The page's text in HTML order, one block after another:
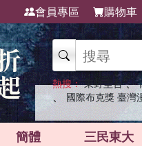
會員專區 購物車
熱搜： 東野圭吾 、
、 國際布克獎 臺灣
簡體 三民東大